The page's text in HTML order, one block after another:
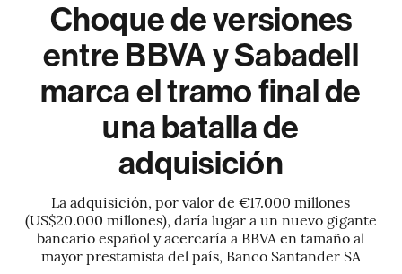
Choque de versiones
entre BBVA y Sabadell
marca el tramo final de
una batalla de
adquisición
La adquisición, por valor de €17.000 millones
(US$20.000 millones), daría lugar a un nuevo gigante
bancario español y acercaría a BBVA en tamaño al
mayor prestamista del país, Banco Santander SA